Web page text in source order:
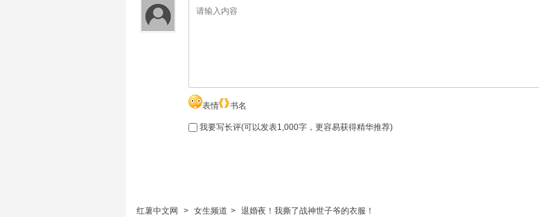
表情 书名
我要写长评(可以发表1,000字，更容易获得精华推荐)
红薯中文网 > 女生频道 > 退婚夜！我撕了战神世子爷的衣服！